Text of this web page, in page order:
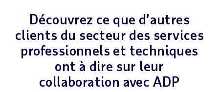
Découvrez ce que d’autres
clients du secteur des services
professionnels et techniques
ont à dire sur leur
collaboration avec ADP